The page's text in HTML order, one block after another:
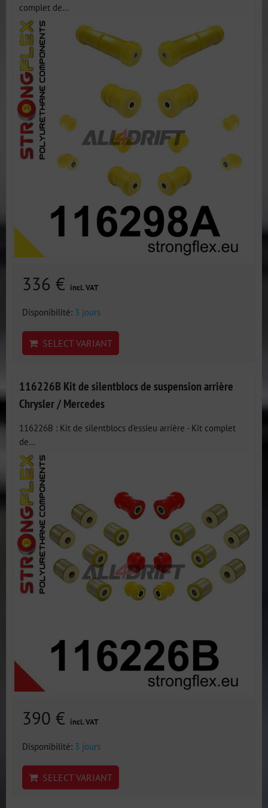
complet de...
336 € incl. VAT
Disponibilité: 3 jours
SELECT VARIANT
116226B Kit de silentblocs de suspension arrière
Chrysler / Mercedes
116226B : Kit de silentblocs d'essieu arrière - Kit complet
de...
390 € incl. VAT
Disponibilité: 3 jours
SELECT VARIANT